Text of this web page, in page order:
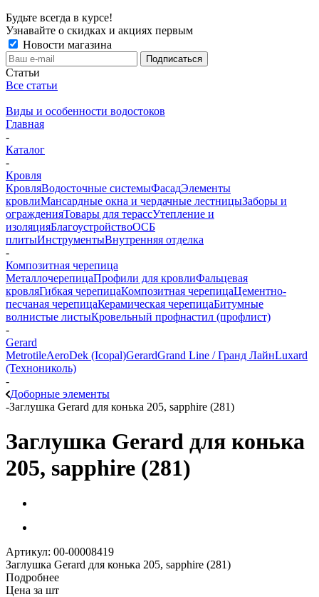
Будьте всегда в курсе!
Узнавайте о скидках и акциях первым
Новости магазина
Статьи
Все статьи
Виды и особенности водостоков
Главная
-
Каталог
-
Кровля
КровляВодосточные системыФасадЭлементы
кровлиМансардные окна и чердачные лестницыЗаборы и
огражденияТовары для терассУтепление и
изоляцияБлагоустройствоОСБ
плитыИнструментыВнутренняя отделка
-
Композитная черепица
МеталлочерепицаПрофили для кровлиФальцевая
кровляГибкая черепицаКомпозитная черепицаЦементно-
песчаная черепицаКерамическая черепицаБитумные
волнистые листыКровельный профнастил (профлист)
-
Gerard
MetrotileAeroDek (Icopal)GerardGrand Line / Гранд ЛайнLuxard
(Технониколь)
-
Доборные элементы
-Заглушка Gerard для конька 205, sapphire (281)
Заглушка Gerard для конька
205, sapphire (281)
Артикул: 00-00008419
Заглушка Gerard для конька 205, sapphire (281)
Подробнее
Цена за шт